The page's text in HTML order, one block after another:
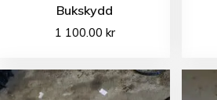
Bukskydd
1 100.00 kr